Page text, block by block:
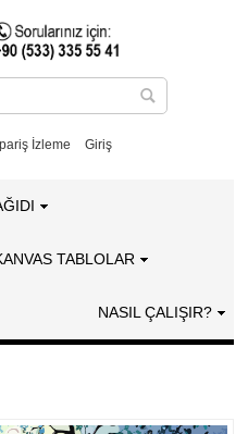
İzleme Giriş
TABLOLAR
NASIL ÇALIŞIR?